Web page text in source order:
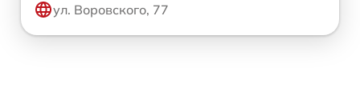
ул. Воровского, 77